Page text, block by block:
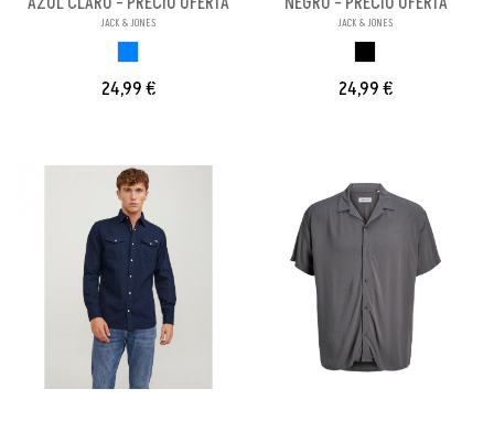
JACK & JONES
24,99 €
JACK & JONES
24,99 €